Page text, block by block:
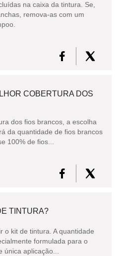
na caixa da tintura. Se,
remova-as com um
COBERTURA DOS
dos fios brancos, a escolha
da quantidade de fios brancos
100% de fios...
TINTURA?
o kit de tintura. A quantidade
formulada para o
única aplicação...